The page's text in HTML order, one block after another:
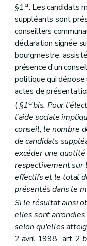
§1er. Les candidats
suppléants sont
conseillers
déclaration signée
bourgmestre,
présence d'un
politique qui dépose
actes de
( §1erbis. Pour
l'aide sociale
conseil, le nombre
de candidats
excéder une
respectivement sur
effectifs et le total
présentés dans le
Si le résultat ainsi
elles sont
selon qu'elles
2 avril 1998 , art. 2